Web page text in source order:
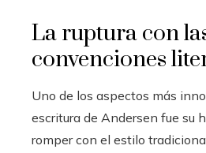
La ruptura con
convenciones
Uno de los aspectos más
escritura de Andersen fue su
romper con el estilo